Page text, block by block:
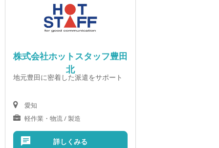
株式会社ホットスタッフ豊田
北
地元豊田に密着した派遣をサポート
愛知
軽作業・物流 / 製造
詳しくみる